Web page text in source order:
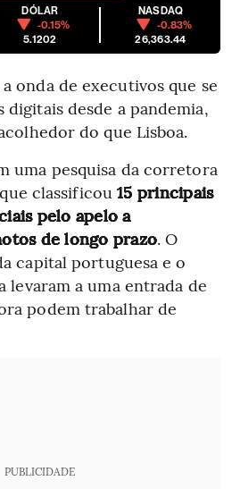
DÓLAR
-0.15%
5.1202
NASDAQ
-0.83%
26,363.44
onda de executivos que se
desde a pandemia,
do que Lisboa.
uma pesquisa da corretora
classificou 15 principais
pelo apelo a
de longo prazo. O
capital portuguesa e o
levaram a uma entrada de
podem trabalhar de
PUBLICIDADE